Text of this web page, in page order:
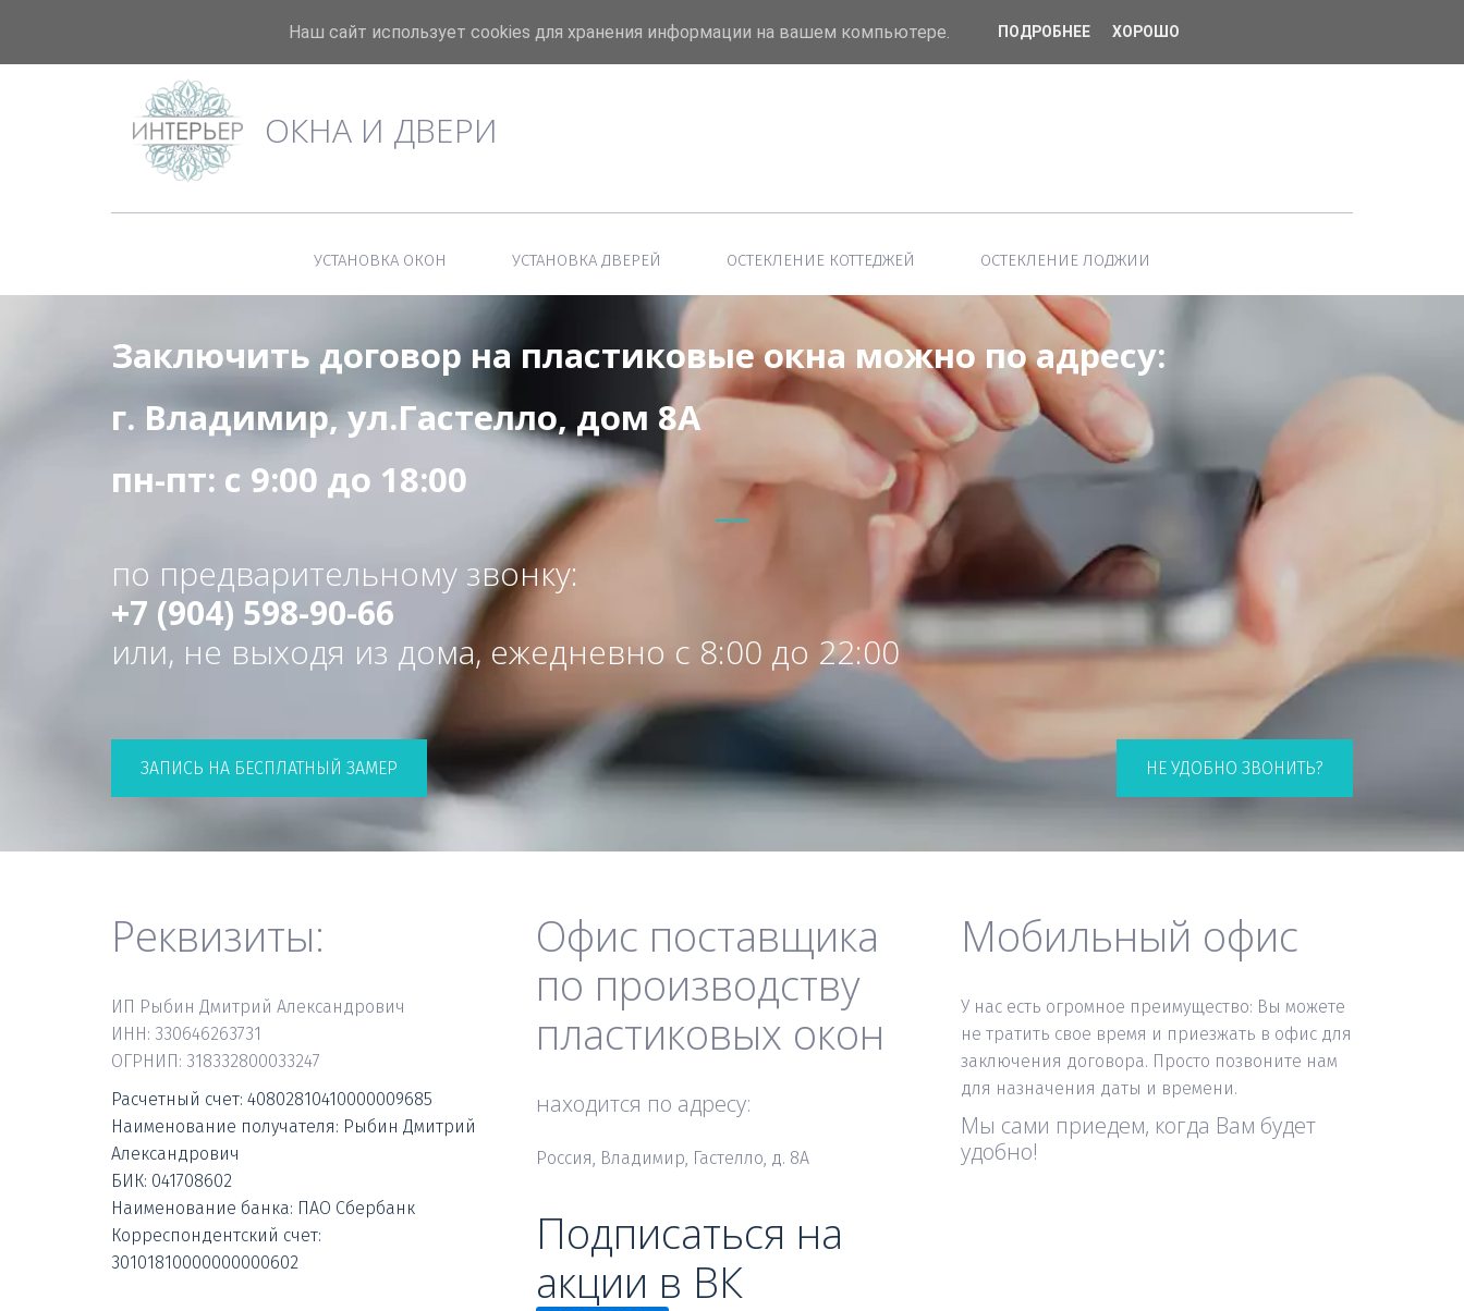
info@interier33.ru АКЦИЯ! Москитная сетка в подарок
ОКНА И ДВЕРИ
УСТАНОВКА ОКОН УСТАНОВКА ДВЕРЕЙ ОСТЕКЛЕНИЕ КОТТЕДЖЕЙ ОСТЕКЛЕНИЕ ЛОДЖИИ
Заключить договор на пластиковые окна можно по адресу:
г. Владимир, ул.Гастелло, дом 8А
пн-пт: с 9:00 до 18:00
+7 (904) 598-90-66
или, не выходя из дома, ежедневно с 8:00 до 22:00
ЗАПИСЬ НА БЕСПЛАТНЫЙ ЗАМЕР НЕ УДОБНО ЗВОНИТЬ?
Реквизиты:
ИП Рыбин Дмитрий Александрович
ИНН: 330646263731
ОГРНИП: 318332800033247
Расчетный счет: 40802810410000009685
Наименование получателя: Рыбин Дмитрий
Александрович
БИК: 041708602
Наименование банка: ПАО Сбербанк
Корреспондентский счет:
30101810000000000602
Офис поставщика
по производству
пластиковых окон
находится по адресу:
Россия, Владимир, Гастелло, д. 8А
Подписаться на
акции в ВК
Мобильный офис
У нас есть огромное преимущество: Вы можете
не тратить свое время и приезжать в офис для
заключения договора. Просто позвоните нам
для назначения даты и времени.
Мы сами приедем, когда Вам будет
удобно!
Наш сайт использует cookies для хранения информации на вашем компьютере. ПОДРОБНЕЕ ХОРОШО